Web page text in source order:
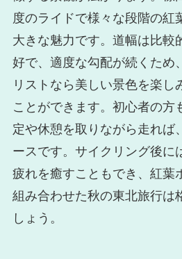
度のライドで様々な段階の紅
大きな魅力です。道幅は比較
好で、適度な勾配が続くため
リストなら美しい景色を楽し
ことができます。初心者の方
定や休憩を取りながら走れば
ースです。サイクリング後に
疲れを癒すこともでき、紅葉
組み合わせた秋の東北旅行は
しょう。